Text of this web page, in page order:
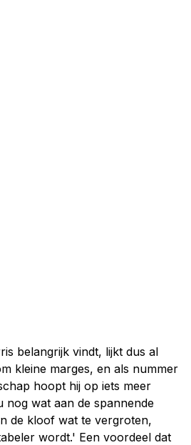
belangrijk vindt, lijkt dus al
kleine marges, en als nummer
hoopt hij op iets meer
nog wat aan de spannende
de kloof wat te vergroten,
wordt.' Een voordeel dat